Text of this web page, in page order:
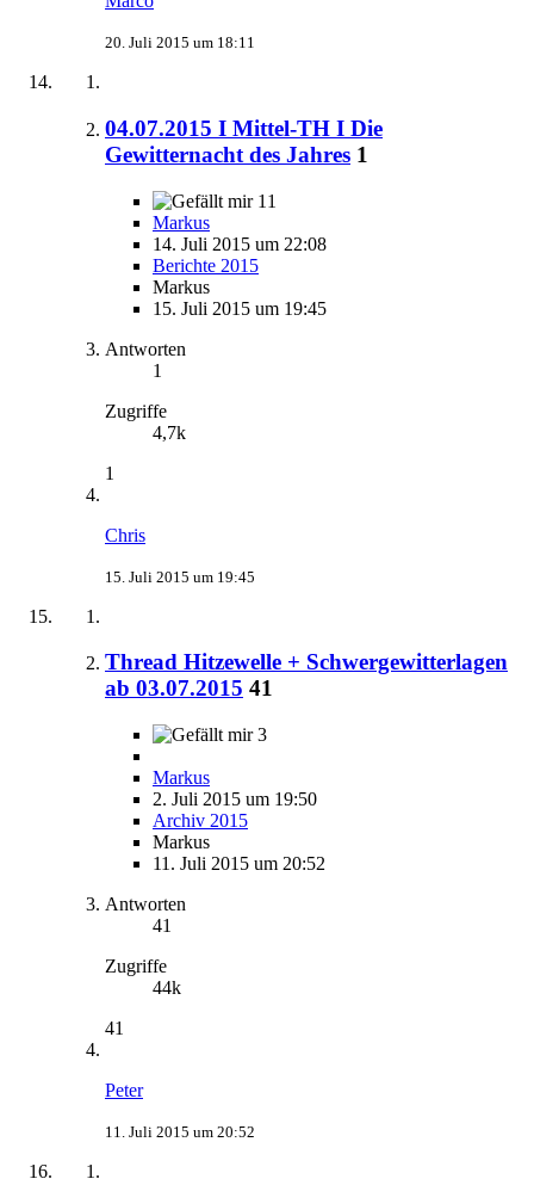
20. Juli 2015 um 18:11
04.07.2015 I Mittel-TH I Die
Gewitternacht des Jahres 1
11
Markus
14. Juli 2015 um 22:08
Berichte 2015
Markus
15. Juli 2015 um 19:45
Antworten
1
Zugriffe
4,7k
1
Chris
15. Juli 2015 um 19:45
Thread Hitzewelle + Schwergewitterlagen
ab 03.07.2015 41
3
Markus
2. Juli 2015 um 19:50
Archiv 2015
Markus
11. Juli 2015 um 20:52
Antworten
41
Zugriffe
44k
41
Peter
11. Juli 2015 um 20:52